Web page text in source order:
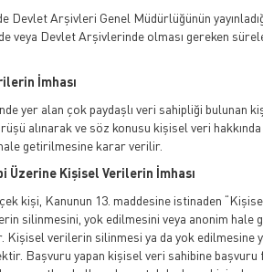
Devlet Arşivleri Genel Müdürlüğünün
veya Devlet Arşivlerinde olması gereken
İmhası
yer alan çok paydaşlı veri sahipliği bulunan
alınarak ve söz konusu kişisel veri
getirilmesine karar verilir.
Üzerine Kişisel Verilerin İmhası
kişi, Kanunun 13. maddesine istinaden
silinmesini, yok edilmesini veya anonim
Kişisel verilerin silinmesi ya da yok
Başvuru yapan kişisel veri sahibine